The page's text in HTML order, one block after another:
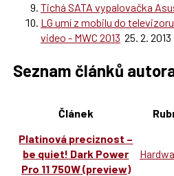
Tichá SATA vypalovačka
LG umí z mobilu do
video - MWC 2013 25. 2. 2013
Seznam článků
Článek
Platinová preciznost –
be quiet! Dark Power
Pro 11 750W (preview)